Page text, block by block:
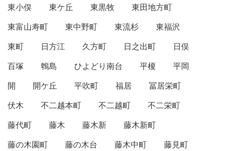
東小俣 東ケ丘 東黒牧
東田地方町
東富山寿町
東中野町 東流杉
東福沢
東町
日方江 久方町 日之出町
日俣
百塚
鵯島 ひよどり南台 平榎
平岡
開
開ケ丘 平吹町 福居
冨居栄町
伏木
不二越本町 不二越町
不二栄町
藤代町
藤木 藤木新
藤木新町
藤の木園町
藤の木台 藤木中町
藤見町